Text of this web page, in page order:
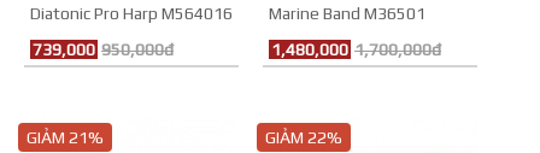
Diatonic Pro Harp M564016
(Key C)
739,000 950,000đ
Marine Band M36501
1,480,000 1,700,000đ
GIẢM 21% GIẢM 22%